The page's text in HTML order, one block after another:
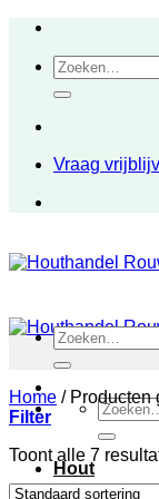
inhoudZoeken
naar:
Vraag
Zoeken
naar:
Hout
Zoeken
naar:
Home /Producten
Filter
Toont alle 7